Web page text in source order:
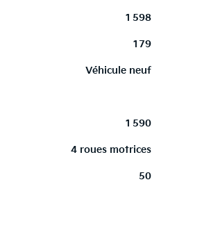
1 598
179
Véhicule neuf
1 590
4 roues motrices
50